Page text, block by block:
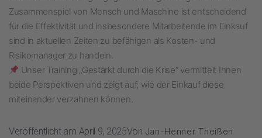
Zusammenspiel von Mensch und Maschine ist entscheidend
für die Effektivität und insbesondere Mitarbeitende im Einkauf
sind in aktuellen Zeiten zu befähigen als Kosten- und
Risikomanager zu handeln.
Unser Training „Gestärkt durch die Krise“ vermittelt Ihnen
beide Perspektiven und zeigt auf, wie der Einkauf diese
miteinander verzahnen können.
Veröffentlicht am April 9, 2025Von Jan-Henner Theißen